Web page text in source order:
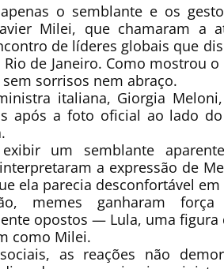
o semblante e os
Milei, que chamaram a
de líderes globais que
de Janeiro. Como mostrou
sorrisos nem abraço.
italiana, Giorgia
após a foto oficial ao lado
um semblante
a expressão de
ela parecia desconfortável
memes ganharam
opostos — Lula, uma figura
como Milei.
as reações não